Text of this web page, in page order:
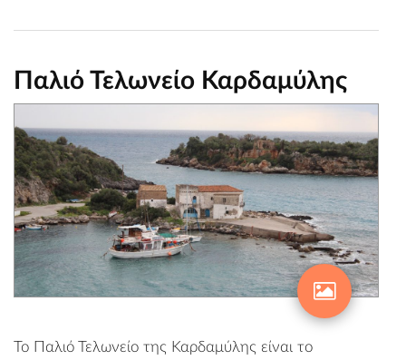
Παλιό Τελωνείο Καρδαμύλης
Το Παλιό Τελωνείο της Καρδαμύλης είναι το